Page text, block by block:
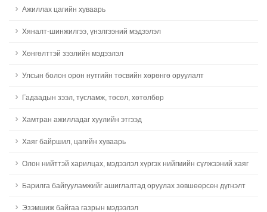
Ажиллах цагийн хуваарь
Хяналт-шинжилгээ, үнэлгээний мэдээлэл
Хөнгөлттэй зээлийн мэдээлэл
Улсын болон орон нутгийн төсвийн хөрөнгө оруулалт
Гадаадын зээл, тусламж, төсөл, хөтөлбөр
Хамтран ажилладаг хуулийн этгээд
Хаяг байршил, цагийн хуваарь
Олон нийттэй харилцах, мэдээлэл хүргэх нийгмийн сүлжээний хаяг
Барилга байгууламжийг ашиглалтад оруулах зөвшөөрсөн дүгнэлт
Эзэмшиж байгаа газрын мэдээлэл